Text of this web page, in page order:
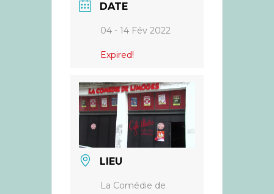
DATE
04 - 14 Fév 2022
Expired!
LIEU
La Comédie de